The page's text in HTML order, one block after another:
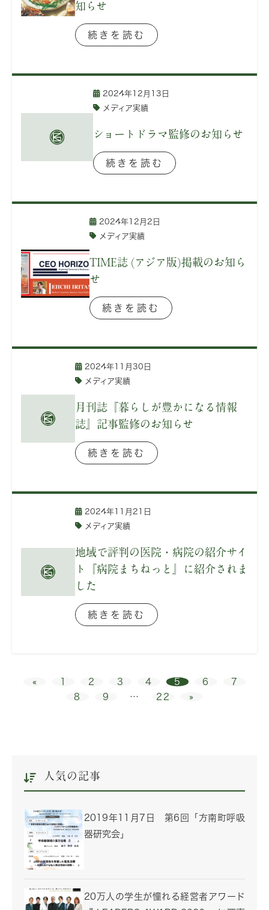
知らせ
続きを読む
2024年12月13日
メディア実績
ショートドラマ監修のお知らせ
続きを読む
2024年12月2日
メディア実績
TIME誌 (アジア版)掲載のお知ら
せ
続きを読む
2024年11月30日
メディア実績
月刊誌『暮らしが豊かになる情報
誌』記事監修のお知らせ
続きを読む
2024年11月21日
メディア実績
地域で評判の医院・病院の紹介サイ
ト『病院まちねっと』に紹介されま
した
続きを読む
« 2 3 4 5 6
7
8
9 … 22 »
人気の記事
2019年11月7日 第6回「方南町呼吸
器研究会」
20万人の学生が憧れる経営者アワード